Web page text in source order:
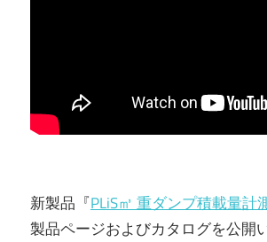
新製品『PLiS㎥ 重ダンプ積載量計
製品ページおよびカタログを公開